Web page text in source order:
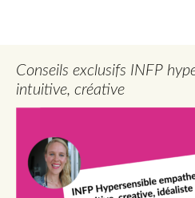
Conseils exclusifs INFP
intuitive, créative